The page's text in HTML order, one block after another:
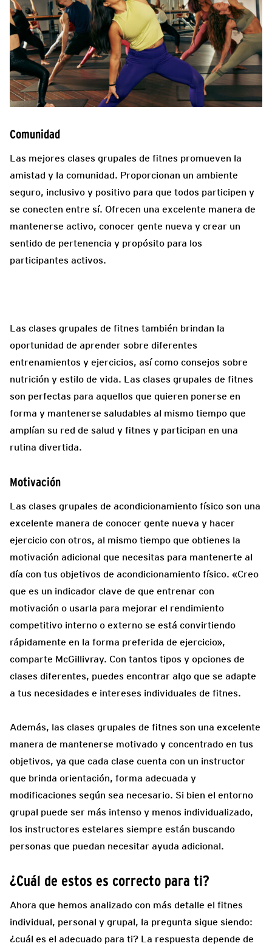
Comunidad
Las mejores clases grupales de fitnes promueven la
amistad y la comunidad. Proporcionan un ambiente
seguro, inclusivo y positivo para que todos participen y
se conecten entre sí. Ofrecen una excelente manera de
mantenerse activo, conocer gente nueva y crear un
sentido de pertenencia y propósito para los
participantes activos.
Las clases grupales de fitnes también brindan la
oportunidad de aprender sobre diferentes
entrenamientos y ejercicios, así como consejos sobre
nutrición y estilo de vida. Las clases grupales de fitnes
son perfectas para aquellos que quieren ponerse en
forma y mantenerse saludables al mismo tiempo que
amplían su red de salud y fitnes y participan en una
rutina divertida.
Motivación
Las clases grupales de acondicionamiento físico son una
excelente manera de conocer gente nueva y hacer
ejercicio con otros, al mismo tiempo que obtienes la
motivación adicional que necesitas para mantenerte al
día con tus objetivos de acondicionamiento físico. «Creo
que es un indicador clave de que entrenar con
motivación o usarla para mejorar el rendimiento
competitivo interno o externo se está convirtiendo
rápidamente en la forma preferida de ejercicio»,
comparte McGillivray. Con tantos tipos y opciones de
clases diferentes, puedes encontrar algo que se adapte
a tus necesidades e intereses individuales de fitnes.
Además, las clases grupales de fitnes son una excelente
manera de mantenerse motivado y concentrado en tus
objetivos, ya que cada clase cuenta con un instructor
que brinda orientación, forma adecuada y
modificaciones según sea necesario. Si bien el entorno
grupal puede ser más intenso y menos individualizado,
los instructores estelares siempre están buscando
personas que puedan necesitar ayuda adicional.
¿Cuál de estos es correcto para ti?
Ahora que hemos analizado con más detalle el fitnes
individual, personal y grupal, la pregunta sigue siendo:
¿cuál es el adecuado para ti? La respuesta depende de